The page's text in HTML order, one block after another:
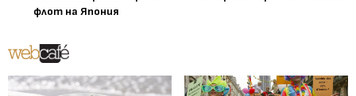
флот на Япония